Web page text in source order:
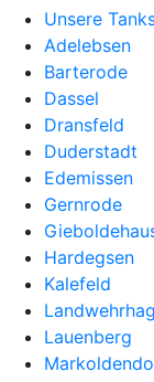
Unsere
Adelebsen
Barterode
Dassel
Dransfeld
Duderstadt
Edemissen
Gernrode
Hardegsen
Kalefeld
Lauenberg